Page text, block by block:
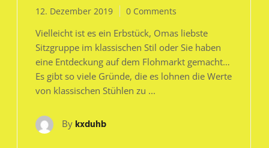
12. Dezember 2019 0 Comments
Vielleicht ist es ein Erbstück, Omas liebste
Sitzgruppe im klassischen Stil oder Sie haben
eine Entdeckung auf dem Flohmarkt gemacht…
Es gibt so viele Gründe, die es lohnen die Werte
von klassischen Stühlen zu ...
By kxduhb